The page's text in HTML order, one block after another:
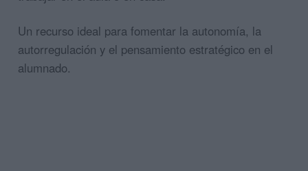
Un recurso ideal para fomentar la autonomía, la
autorregulación y el pensamiento estratégico en el
alumnado.